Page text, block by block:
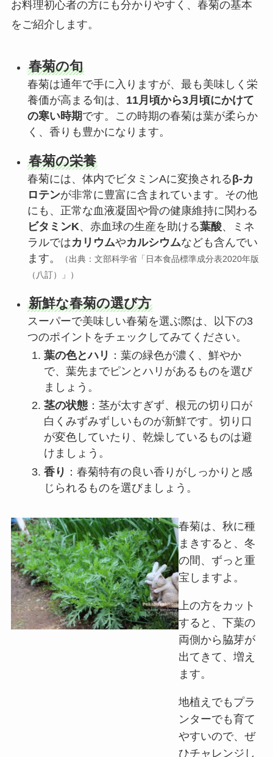
お料理初心者の方にも分かりやすく、春菊の基本
をご紹介します。
春菊の旬
春菊は通年で手に入りますが、最も美味しく栄
養価が高まる旬は、 11月頃から3月頃にかけて
の寒い時期です。この時期の春菊は葉が柔らか
く、香りも豊かになります。
春菊の栄養
春菊には、体内でビタミンAに変換されるβ-カ
ロテンが非常に豊富に含まれています。その他
にも、正常な血液凝固や骨の健康維持に関わる
ビタミンK、赤血球の生産を助ける葉酸、ミネ
ラルではカリウムやカルシウムなども含んでい
ます。
（出典：文部科学省「日本食品標準成分表2020年版
（八訂）」）
新鮮な春菊の選び方
スーパーで美味しい春菊を選ぶ際は、以下の3
つのポイントをチェックしてみてください。
葉の色とハリ ：葉の緑色が濃く、鮮やか
で、葉先までピンとハリがあるものを選び
ましょう。
茎の状態：茎が太すぎず、根元の切り口が
白くみずみずしいものが新鮮です。切り口
が変色していたり、乾燥しているものは避
けましょう。
香り ：春菊特有の良い香りがしっかりと感
じられるものを選びましょう。
春菊は、秋に種
まきすると、冬
の間、ずっと重
宝しますよ。
上の方をカット
すると、下葉の
両側から脇芽が
出てきて、増え
ます。
地植えでもプラ
ンターでも育て
やすいので、ぜ
ひチャレンジし